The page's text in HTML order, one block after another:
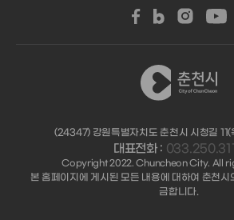
(24347) 강원특별자치도 춘천시 시청길 11(
대표전화 :
Copyright 2022. Chuncheon City. All
본 홈페이지에 게시된 모든 내용에 대하여 춘천시
금합니다.